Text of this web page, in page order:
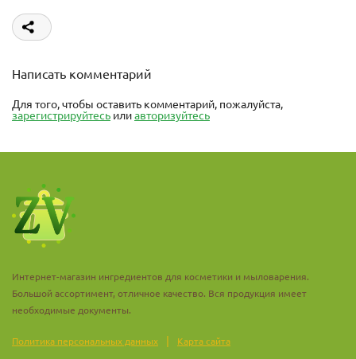
Написать комментарий
Для того, чтобы оставить комментарий, пожалуйста,
зарегистрируйтесь илиавторизуйтесь
Интернет-магазин ингредиентов для косметики и мыловарения.
Большой ассортимент, отличное качество. Вся продукция имеет
необходимые документы.
Политика персональных данных | Карта сайта